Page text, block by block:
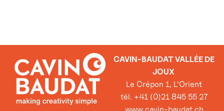
CAVIN-BAUDAT VALLÉE DE
JOUX
Le Crépon 1, L’Orient
tél. +41 (0)21 845 55 27